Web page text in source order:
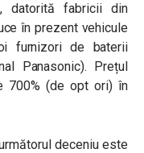
datorită fabricii din
în prezent vehicule
furnizori de baterii
Panasonic). Prețul
700% (de opt ori) în
deceniu este